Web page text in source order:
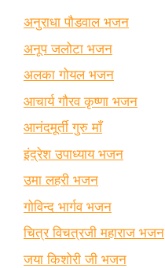
अनुराधा पौडवाल भजन
अनूप जलोटा भजन
अलका गोयल भजन
आचार्य गौरव कृष्णा भजन
आनंदमूर्ती गुरु माँ
इंद्रेश उपाध्याय भजन
उमा लहरी भजन
गोविन्द भार्गव भजन
चित्र विचत्रजी महाराज भजन
जया किशोरी जी भजन